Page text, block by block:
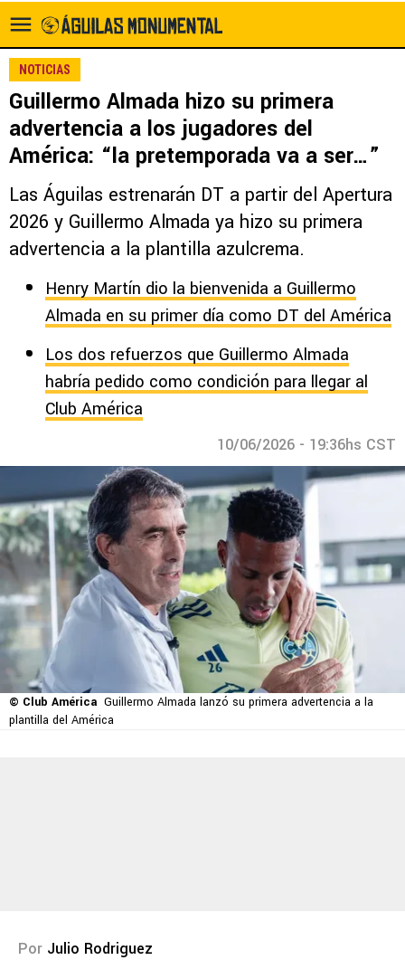
NOTICIAS
Guillermo Almada hizo su primera
advertencia a los jugadores del
América: “la pretemporada va a ser…”
Las Águilas estrenarán DT a partir del Apertura
2026 y Guillermo Almada ya hizo su primera
advertencia a la plantilla azulcrema.
Henry Martín dio la bienvenida a Guillermo
Almada en su primer día como DT del América
Los dos refuerzos que Guillermo Almada
habría pedido como condición para llegar al
Club América
10/06/2026 - 19:36hs CST
© Club América Guillermo Almada lanzó su primera advertencia a la
plantilla del América
Por Julio Rodriguez